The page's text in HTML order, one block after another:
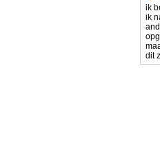
ik
ik
dit